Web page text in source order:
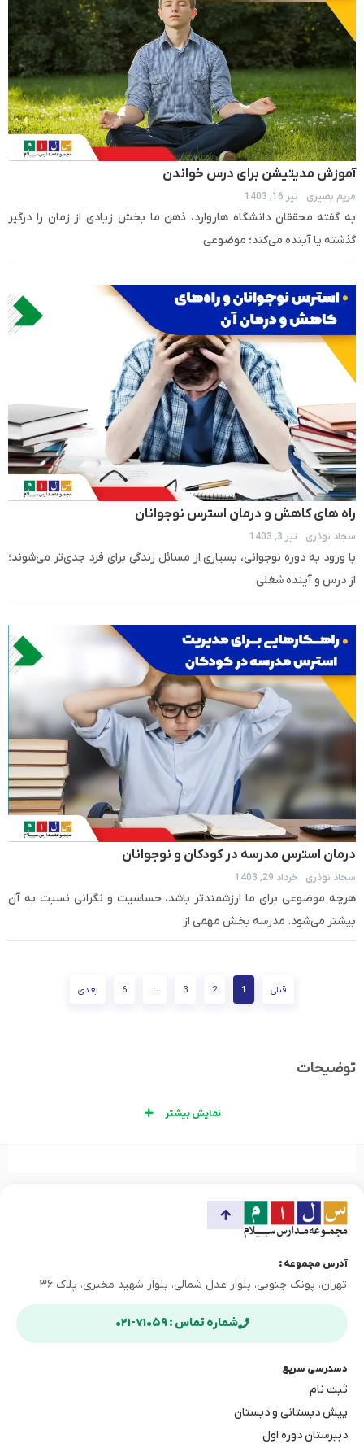
آموزش مدیتیشن برای درس خواندن
مریم بصیری تیر 16, 1403
به گفته محققان دانشگاه هاروارد، ذهن ما بخش زیادی از زمان را درگیر
گذشته یا آینده می‌کند؛ موضوعی
راه های کاهش و درمان استرس نوجوانان
سجاد نوذری تیر 3, 1403
با ورود به دوره نوجوانی، بسیاری از مسائل زندگی برای فرد جدی‌تر می‌شوند؛
از درس و آینده شغلی
درمان استرس مدرسه در کودکان و نوجوانان
سجاد نوذری خرداد 29, 1403
هرچه موضوعی برای ما ارزشمندتر باشد، حساسیت و نگرانی نسبت به آن
بیشتر می‌شود. مدرسه بخش مهمی از
قبلی 1
2
3
…
6 بعدی
توضیحات
نمایش بیشتر
آدرس مجموعه :
تهران، پونک جنوبی، بلوار عدل شمالی، بلوار شهید مخبری، پلاک ۳۶
شماره تماس : ۷۱۰۵۹-۰۲۱
دسترسی سریع
ثبت نام
پیش دبستانی و دبستان
دبیرستان دوره اول